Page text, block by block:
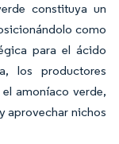
constituya un
como
para el ácido
los productores
amoníaco verde,
aprovechar nichos